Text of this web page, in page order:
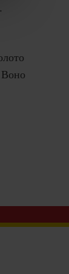
Воно